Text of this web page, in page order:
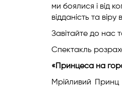
ми боялися і від
відданість та
Завітайте до нас
Спектакль
«Принцеса на
Мрійливий